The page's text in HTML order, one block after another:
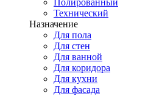
Полированный
Технический
Назначение
Для пола
Для стен
Для ванной
Для коридора
Для кухни
Для фасада